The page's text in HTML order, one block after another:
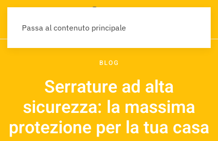
Passa al contenuto principale
BLOG
Serrature ad alta
sicurezza: la massima
protezione per la tua casa